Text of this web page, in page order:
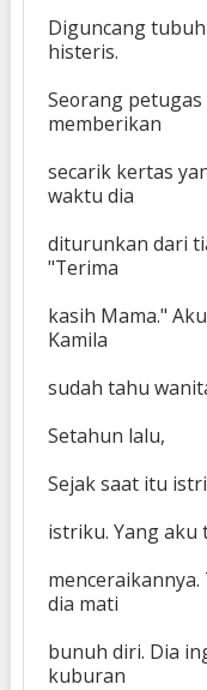
Diguncang
histeris.
Seorang
memberikan
secarik kertas
waktu dia
diturunkan dari
"Terima
kasih Mama."
Kamila
sudah tahu
Setahun lalu,
Sejak saat itu
istriku. Yang aku
dia mati
bunuh diri. Dia
kuburan